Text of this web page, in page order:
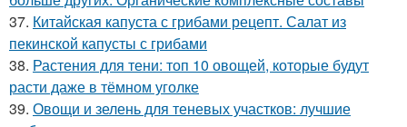
37. Китайская капуста с грибами рецепт. Салат из
пекинской капусты с грибами
38. Растения для тени: топ 10 овощей, которые будут
расти даже в тёмном уголке
39. Овощи и зелень для теневых участков: лучшие